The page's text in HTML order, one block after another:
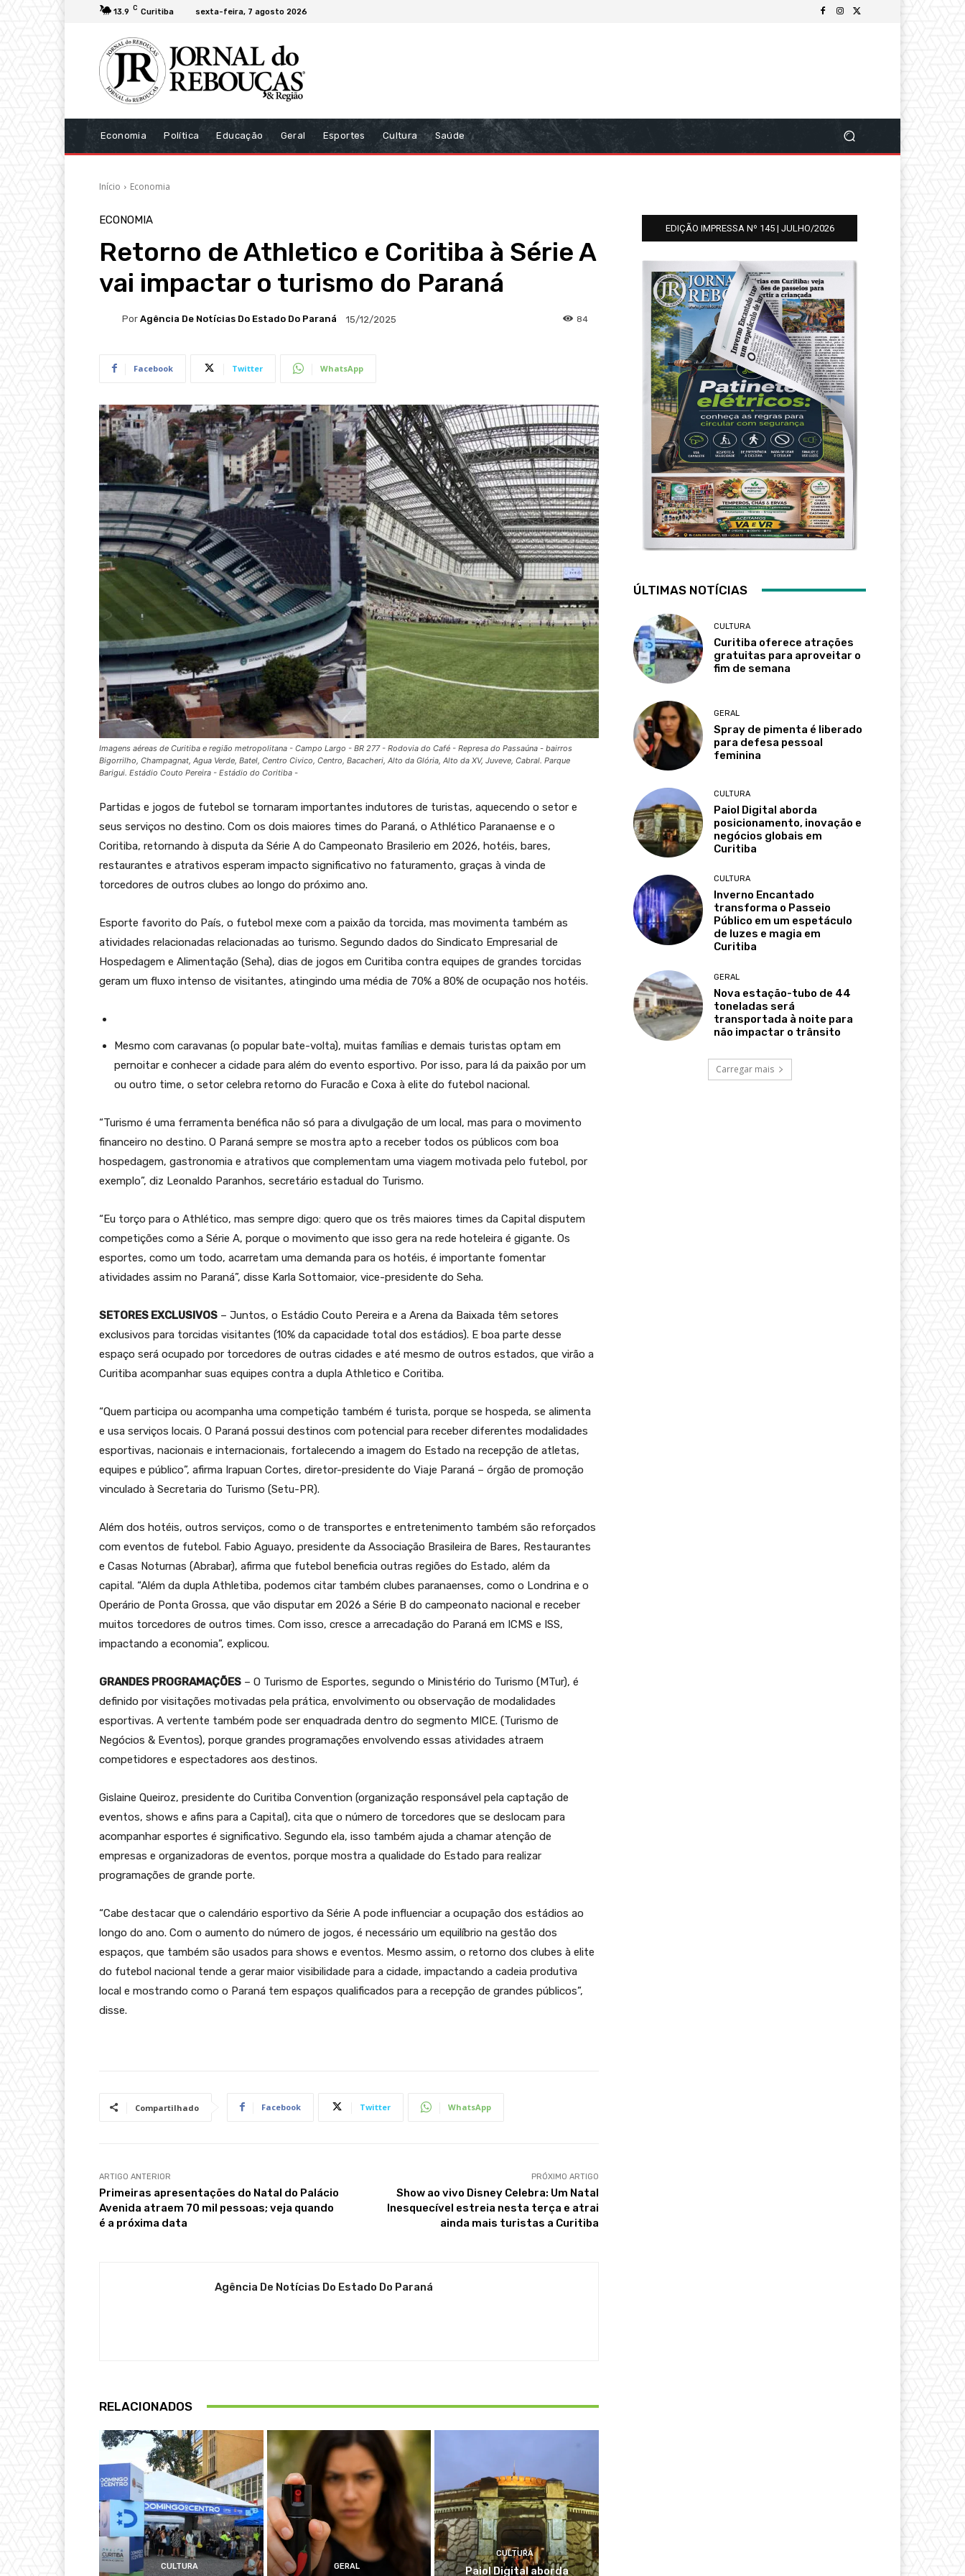
13.9 C Curitiba sexta-feira, 7 agosto 2026
Economia Política Educação Geral Esportes Cultura Saúde
Início Economia
ECONOMIA
Retorno de Athletico e Coritiba à Série A
vai impactar o turismo do Paraná
Por Agência De Notícias Do Estado Do Paraná 15/12/2025 84
Facebook Twitter WhatsApp
Imagens aéreas de Curitiba e região metropolitana - Campo Largo - BR 277 - Rodovia do Café - Represa do Passaúna - bairros
Bigorrilho, Champagnat, Agua Verde, Batel, Centro Civico, Centro, Bacacheri, Alto da Glória, Alto da XV, Juveve, Cabral. Parque
Barigui. Estádio Couto Pereira - Estádio do Coritiba -
Partidas e jogos de futebol se tornaram importantes indutores de turistas, aquecendo o setor e
seus serviços no destino. Com os dois maiores times do Paraná, o Athlético Paranaense e o
Coritiba, retornando à disputa da Série A do Campeonato Brasilerio em 2026, hotéis, bares,
restaurantes e atrativos esperam impacto significativo no faturamento, graças à vinda de
torcedores de outros clubes ao longo do próximo ano.
Esporte favorito do País, o futebol mexe com a paixão da torcida, mas movimenta também as
atividades relacionadas relacionadas ao turismo. Segundo dados do Sindicato Empresarial de
Hospedagem e Alimentação (Seha), dias de jogos em Curitiba contra equipes de grandes torcidas
geram um fluxo intenso de visitantes, atingindo uma média de 70% a 80% de ocupação nos hotéis.
Mesmo com caravanas (o popular bate-volta), muitas famílias e demais turistas optam em
pernoitar e conhecer a cidade para além do evento esportivo. Por isso, para lá da paixão por um
ou outro time, o setor celebra retorno do Furacão e Coxa à elite do futebol nacional.
“Turismo é uma ferramenta benéfica não só para a divulgação de um local, mas para o movimento
financeiro no destino. O Paraná sempre se mostra apto a receber todos os públicos com boa
hospedagem, gastronomia e atrativos que complementam uma viagem motivada pelo futebol, por
exemplo”, diz Leonaldo Paranhos, secretário estadual do Turismo.
“Eu torço para o Athlético, mas sempre digo: quero que os três maiores times da Capital disputem
competições como a Série A, porque o movimento que isso gera na rede hoteleira é gigante. Os
esportes, como um todo, acarretam uma demanda para os hotéis, é importante fomentar
atividades assim no Paraná”, disse Karla Sottomaior, vice-presidente do Seha.
SETORES EXCLUSIVOS – Juntos, o Estádio Couto Pereira e a Arena da Baixada têm setores
exclusivos para torcidas visitantes (10% da capacidade total dos estádios). E boa parte desse
espaço será ocupado por torcedores de outras cidades e até mesmo de outros estados, que virão a
Curitiba acompanhar suas equipes contra a dupla Athletico e Coritiba.
“Quem participa ou acompanha uma competição também é turista, porque se hospeda, se alimenta
e usa serviços locais. O Paraná possui destinos com potencial para receber diferentes modalidades
esportivas, nacionais e internacionais, fortalecendo a imagem do Estado na recepção de atletas,
equipes e público”, afirma Irapuan Cortes, diretor-presidente do Viaje Paraná – órgão de promoção
vinculado à Secretaria do Turismo (Setu-PR).
Além dos hotéis, outros serviços, como o de transportes e entretenimento também são reforçados
com eventos de futebol. Fabio Aguayo, presidente da Associação Brasileira de Bares, Restaurantes
e Casas Noturnas (Abrabar), afirma que futebol beneficia outras regiões do Estado, além da
capital. “Além da dupla Athletiba, podemos citar também clubes paranaenses, como o Londrina e o
Operário de Ponta Grossa, que vão disputar em 2026 a Série B do campeonato nacional e receber
muitos torcedores de outros times. Com isso, cresce a arrecadação do Paraná em ICMS e ISS,
impactando a economia”, explicou.
GRANDES PROGRAMAÇÕES – O Turismo de Esportes, segundo o Ministério do Turismo (MTur), é
definido por visitações motivadas pela prática, envolvimento ou observação de modalidades
esportivas. A vertente também pode ser enquadrada dentro do segmento MICE. (Turismo de
Negócios & Eventos), porque grandes programações envolvendo essas atividades atraem
competidores e espectadores aos destinos.
Gislaine Queiroz, presidente do Curitiba Convention (organização responsável pela captação de
eventos, shows e afins para a Capital), cita que o número de torcedores que se deslocam para
acompanhar esportes é significativo. Segundo ela, isso também ajuda a chamar atenção de
empresas e organizadoras de eventos, porque mostra a qualidade do Estado para realizar
programações de grande porte.
“Cabe destacar que o calendário esportivo da Série A pode influenciar a ocupação dos estádios ao
longo do ano. Com o aumento do número de jogos, é necessário um equilíbrio na gestão dos
espaços, que também são usados para shows e eventos. Mesmo assim, o retorno dos clubes à elite
do futebol nacional tende a gerar maior visibilidade para a cidade, impactando a cadeia produtiva
local e mostrando como o Paraná tem espaços qualificados para a recepção de grandes públicos”,
disse.
Compartilhado Facebook Twitter WhatsApp
ARTIGO ANTERIOR
Primeiras apresentações do Natal do Palácio
Avenida atraem 70 mil pessoas; veja quando
é a próxima data
PRÓXIMO ARTIGO
Show ao vivo Disney Celebra: Um Natal
Inesquecível estreia nesta terça e atrai
ainda mais turistas a Curitiba
Agência De Notícias Do Estado Do Paraná
RELACIONADOS
CULTURA GERAL
CULTURA
Paiol Digital aborda
EDIÇÃO IMPRESSA Nº 145 | JULHO/2026
ÚLTIMAS NOTÍCIAS
CULTURA
Curitiba oferece atrações
gratuitas para aproveitar o
fim de semana
GERAL
Spray de pimenta é liberado
para defesa pessoal
feminina
CULTURA
Paiol Digital aborda
posicionamento, inovação e
negócios globais em
Curitiba
CULTURA
Inverno Encantado
transforma o Passeio
Público em um espetáculo
de luzes e magia em
Curitiba
GERAL
Nova estação-tubo de 44
toneladas será
transportada à noite para
não impactar o trânsito
Carregar mais